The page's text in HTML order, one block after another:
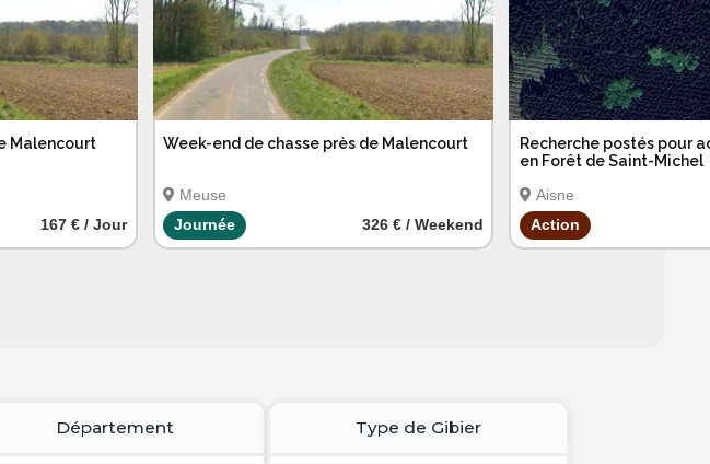
Malencourt
167 € / Jour
Week-end de chasse près de Malencourt
Meuse
Journée
326 € / Weekend
Recherche postés pour
en Forêt de Saint-Michel
Aisne
Action
Département Type de Gibier